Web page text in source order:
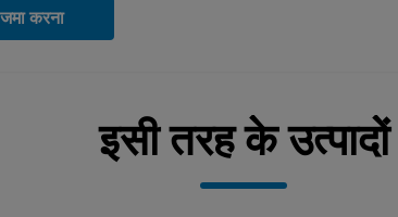
जमा करना
इसी तरह के उत्पादों